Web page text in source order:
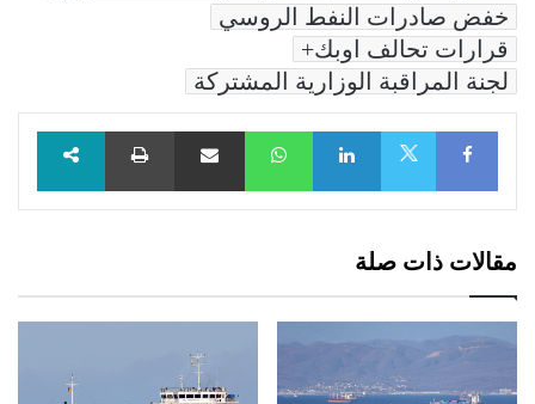
خفض صادرات النفط الروسي
قرارات تحالف اوبك+
لجنة المراقبة الوزارية المشتركة
Facebook
LinkedIn
WhatsAppمشاركة عبر البريد طباعة
مقالات ذات صلة